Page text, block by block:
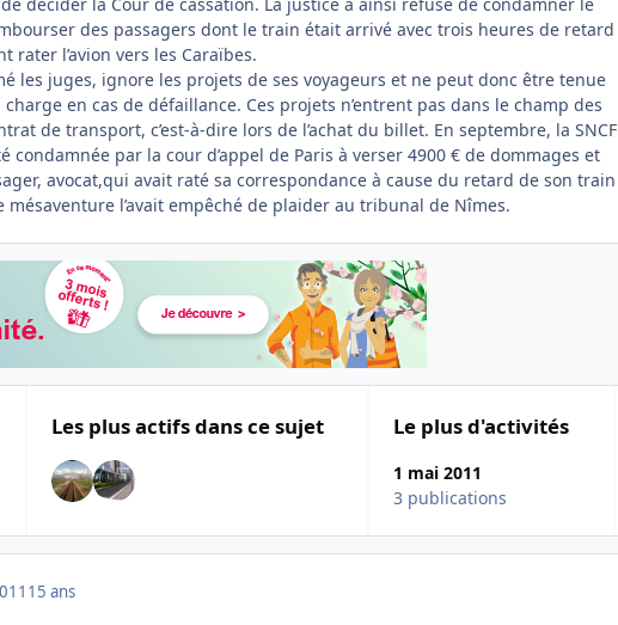
des passagers dont le train était arrivé avec trois heures de retard
rater l’avion vers les Caraïbes.
les juges, ignore les projets de ses voyageurs et ne peut donc être tenue
en cas de défaillance. Ces projets n’entrent pas dans le champ des
de transport, c’est-à-dire lors de l’achat du billet. En septembre, la SNCF
condamnée par la cour d’appel de Paris à verser 4900 € de dommages et
avocat,qui avait raté sa correspondance à cause du retard de son train
mésaventure l’avait empêché de plaider au tribunal de Nîmes.
Les plus actifs dans ce sujet Le plus d'activités
1 mai 2011
3 publications
15 ans